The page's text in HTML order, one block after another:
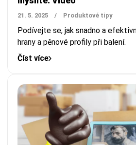
21. 5. 2025 / Produktové tipy
Podívejte se, jak snadno a
hrany a pěnové profily při balení.
Číst více